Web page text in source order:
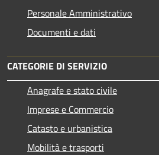
Personale Amministrativo
Documenti e dati
CATEGORIE DI SERVIZIO
Anagrafe e stato civile
Imprese e Commercio
Catasto e urbanistica
Mobilità e trasporti